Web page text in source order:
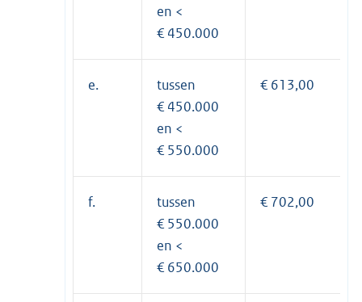
en <
€ 450.000
e.
tussen
€ 450.000
en <
€ 550.000
€ 613,00
f.
tussen
€ 550.000
en <
€ 650.000
€ 702,00